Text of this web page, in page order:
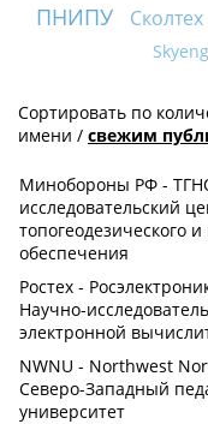
ПНИПУ Сколтех
Skyeng
Сортировать по
имени / свежим
Минобороны РФ -
исследовательский
топогеодезического
обеспечения
Ростех -
Научно-
электронной
NWNU - Northwest
Северо-Западный
университет